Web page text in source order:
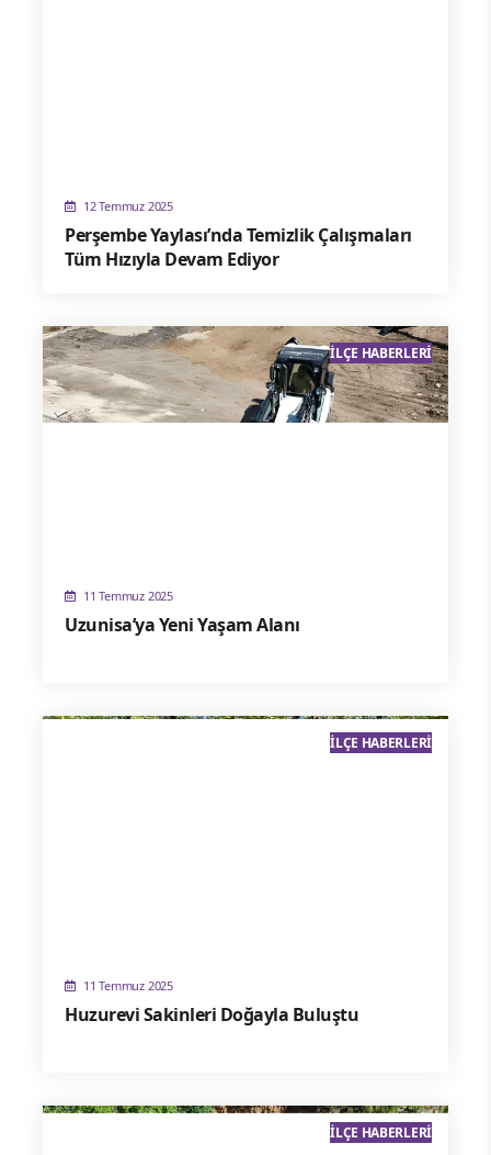
12 Temmuz 2025
Perşembe Yaylası’nda Temizlik Çalışmaları
Tüm Hızıyla Devam Ediyor
11 Temmuz 2025
Uzunisa’ya Yeni Yaşam Alanı
İLÇE HABERLERI
11 Temmuz 2025
Huzurevi Sakinleri Doğayla Buluştu
İLÇE HABERLERI
İLÇE HABERLERI